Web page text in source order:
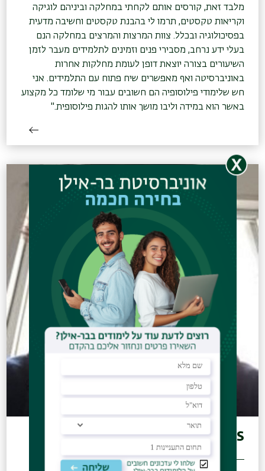
מלבד זאת, קורסים אותם לקחתי במחלקה וביניהם לוגיקה
וקריאות טקסטים, תרמו לי בהבנת טקסטים וחשיבה מדעית
בפסיכולוגיה ובכלל. צוות המרצות והמרצים במחלקה הנם
בעלי ידע נרחב, מסבירי פנים וזמינים לתלמידים מעבר לזמן
השיעורים בצורה יוצאת דופן לעומת מחלקות אחרות
באוניברסיטה ואף מאפשרים שיח פתוח עם התלמידים. אני
חש שלימודי פילוסופיה הם חשובים עבור מי שלומד כל מקצוע
באשר הוא במידה וליבו מושך אותו להגות פילוסופית."
Benzion Sanders